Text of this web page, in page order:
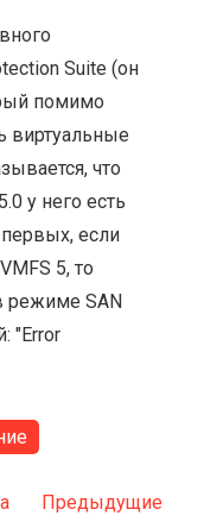
Suite (он
помимо
виртуальные
что
у него есть
если
5, то
режиме SAN
"Error
Предыдущие